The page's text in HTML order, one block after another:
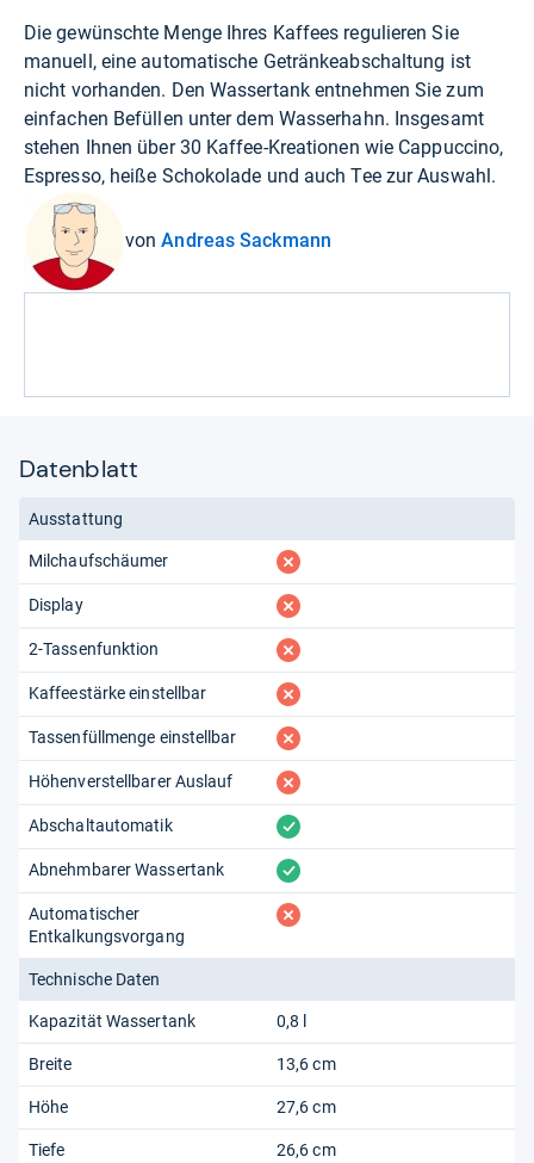
Die gewünschte Menge Ihres Kaffees regulieren Sie
manuell, eine automatische Getränkeabschaltung ist
nicht vorhanden. Den Wassertank entnehmen Sie zum
einfachen Befüllen unter dem Wasserhahn. Insgesamt
stehen Ihnen über 30 Kaffee-Kreationen wie Cappuccino,
Espresso, heiße Schokolade und auch Tee zur Auswahl.
vonAndreas Sackmann
Datenblatt
Ausstattung
Milchaufschäumer fehlt
Display fehlt
2-Tassenfunktion fehlt
Kaffeestärke einstellbar fehlt
Tassenfüllmenge einstellbar fehlt
Höhenverstellbarer Auslauf fehlt
Abschaltautomatik vorhanden
Abnehmbarer Wassertank vorhanden
Automatischer
Entkalkungsvorgang
fehlt
Technische Daten
Kapazität Wassertank 0,8 l
Breite 13,6 cm
Höhe 27,6 cm
Tiefe 26,6 cm